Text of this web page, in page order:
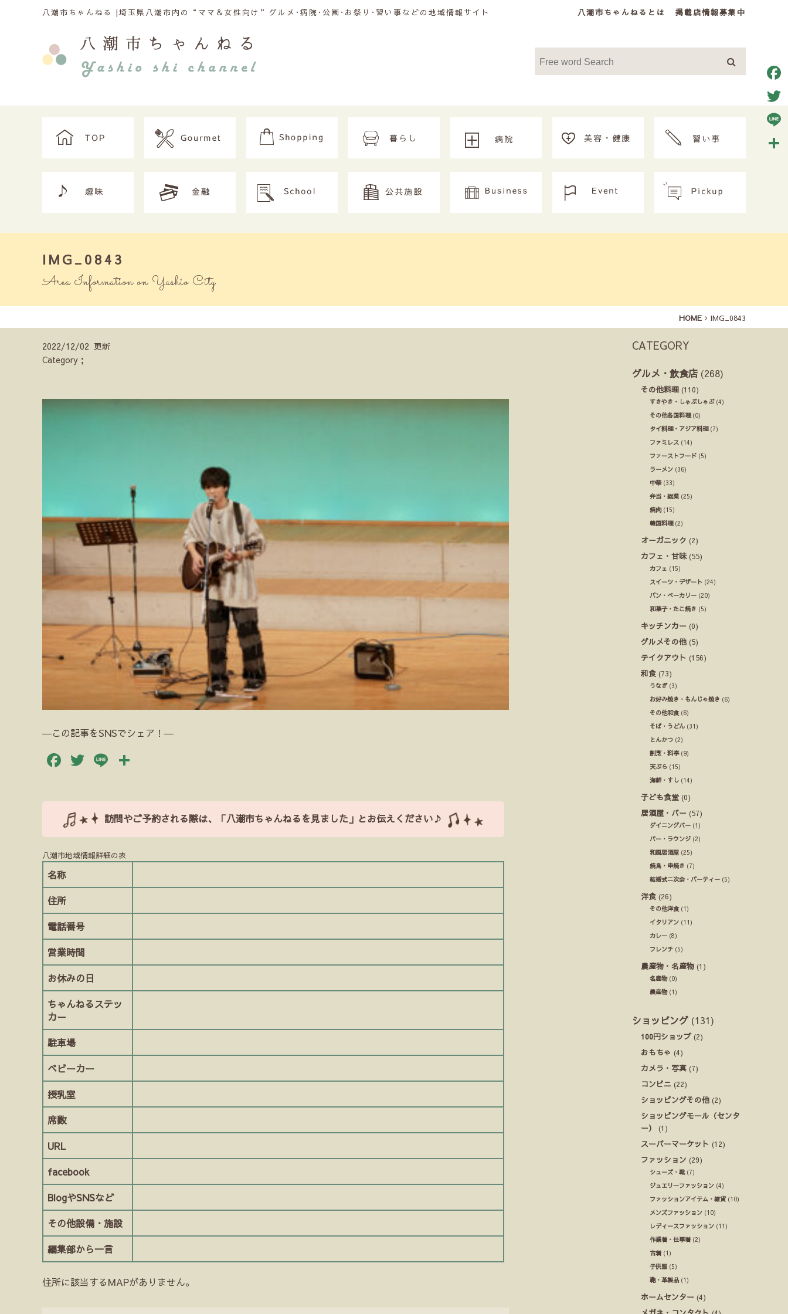
八潮市ちゃんねるとは 掲載店情報募集中
八潮市ちゃんねる |埼玉県八潮市内の“ママ＆女性向け”グルメ･病院･公園･お祭り･習い事などの地域情報サイト
IMG_0843
Area Information on Yashio City
HOME IMG_0843
2022/12/02 更新
Category；
―この記事をSNSでシェア！―
Facebook
Twitter
Line
訪問やご予約される際は、「八潮市ちゃんねるを見ました」とお伝えください♪
八潮市地域情報詳細の表
名称
住所
電話番号
営業時間
お休みの日
ちゃんねるステッ
カー
駐車場
ベビーカー
授乳室
席数
URL
facebook
BlogやSNSなど
その他設備・施設
編集部から一言
住所に該当するMAPがありません。
CATEGORY
グルメ・飲食店 (268)
その他料理 (110)
すきやき・しゃぶしゃぶ(4)
その他各国料理(0)
タイ料理・アジア料理(7)
ファミレス (14)
ファーストフード (5)
ラーメン (36)
中華(33)
弁当・総菜 (25)
焼肉 (15)
韓国料理(2)
オーガニック (2)
カフェ・甘味(55)
カフェ (15)
スイーツ・デザート (24)
パン・ベーカリー (20)
和菓子・たこ焼き (5)
キッチンカー (0)
グルメその他 (5)
テイクアウト (156)
和食 (73)
うなぎ(3)
お好み焼き・もんじゃ焼き (6)
その他和食(6)
そば・うどん (31)
とんかつ (2)
割烹・料亭(9)
天ぷら (15)
海鮮・すし (14)
子ども食堂 (0)
居酒屋・バー (57)
ダイニングバー (1)
バー・ラウンジ (2)
和風居酒屋 (25)
焼鳥・串焼き (7)
結婚式ニ次会・パーティー (5)
洋食 (26)
その他洋食(1)
イタリアン (11)
カレー (8)
フレンチ (5)
農産物・名産物 (1)
名産物(0)
農産物(1)
ショッピング (131)
100円ショップ (2)
おもちゃ (4)
カメラ・写真 (7)
コンビニ (22)
ショッピングその他 (2)
ショッピングモール（センタ
ー）
(1)
スーパーマーケット (12)
ファッション (29)
シューズ・靴(7)
ジュエリーファッション (4)
ファッションアイテム・雑貨 (10)
メンズファッション (10)
レディースファッション (11)
作業着・仕事着 (2)
古着 (1)
子供服 (5)
鞄・革製品 (1)
ホームセンター (4)
Line